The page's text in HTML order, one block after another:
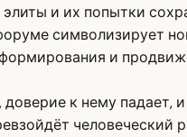
и их попытки
символизирует
и
к нему падает,